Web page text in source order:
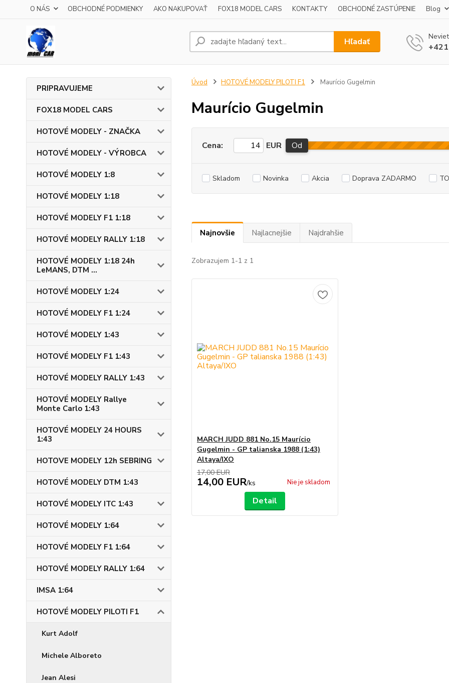
O NÁS OBCHODNÉ PODMIENKY AKO NAKUPOVAŤ FOX18 MODEL CARS KONTAKTY OBCHODNÉ ZASTÚPENIE Blog
Hľadať
PRIPRAVUJEME
FOX18 MODEL CARS
HOTOVÉ MODELY - ZNAČKA
HOTOVÉ MODELY - VÝROBCA
HOTOVÉ MODELY 1:8
HOTOVÉ MODELY 1:18
HOTOVÉ MODELY F1 1:18
HOTOVÉ MODELY RALLY 1:18
HOTOVÉ MODELY 1:18 24h
LeMANS, DTM ...
HOTOVÉ MODELY 1:24
HOTOVÉ MODELY F1 1:24
HOTOVÉ MODELY 1:43
HOTOVÉ MODELY F1 1:43
HOTOVÉ MODELY RALLY 1:43
HOTOVÉ MODELY Rallye
Monte Carlo 1:43
HOTOVÉ MODELY 24 HOURS
1:43
HOTOVE MODELY 12h SEBRING
HOTOVÉ MODELY DTM 1:43
HOTOVÉ MODELY ITC 1:43
HOTOVÉ MODELY 1:64
HOTOVÉ MODELY F1 1:64
HOTOVÉ MODELY RALLY 1:64
IMSA 1:64
HOTOVÉ MODELY PILOTI F1
Kurt Adolf
Michele Alboreto
Jean Alesi
Úvod HOTOVÉ MODELY PILOTI F1 Maurício Gugelmin
Maurício Gugelmin
Cena: EUR Od
Skladom Novinka Akcia Doprava ZADARMO
Najnovšie Najlacnejšie Najdrahšie
Zobrazujem 1-1 z 1
MARCH JUDD 881 No.15 Maurício
Gugelmin - GP talianska 1988 (1:43)
Altaya/IXO
17,00 EUR
14,00 EUR/ks Nie je skladom
Detail